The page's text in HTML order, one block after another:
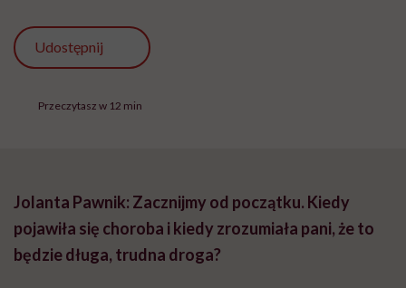
Udostępnij
Przeczytasz w 12 min
Jolanta Pawnik: Zacznijmy od początku. Kiedy
pojawiła się choroba i kiedy zrozumiała pani, że to
będzie długa, trudna droga?